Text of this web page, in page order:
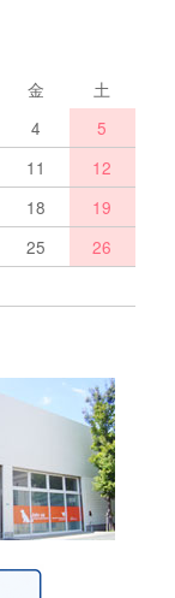
金
土
4
5
11
12
18
19
25
26